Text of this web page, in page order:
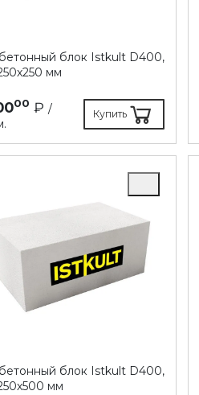
блок Istkult D400,
мм
00 ₽ /
Купить
блок Istkult D400,
мм